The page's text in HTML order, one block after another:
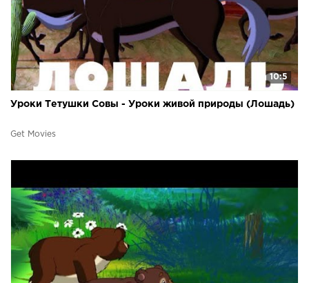
10:5
Уроки Тетушки Совы - Уроки живой природы (Лошадь)
Get Movies